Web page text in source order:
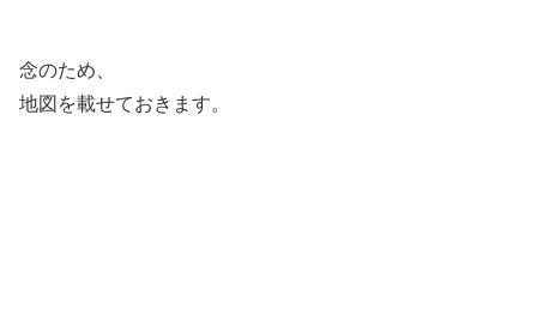
念のため、
地図を載せておきます。